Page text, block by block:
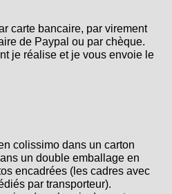
carte bancaire, par virement
de Paypal ou par chèque.
je réalise et je vous envoie le
colissimo dans un carton
un double emballage en
encadrées (les cadres avec
par transporteur).